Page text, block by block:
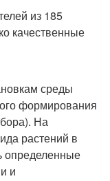
из 185
качественные
среды
формирования
На
растений в
определенные
и